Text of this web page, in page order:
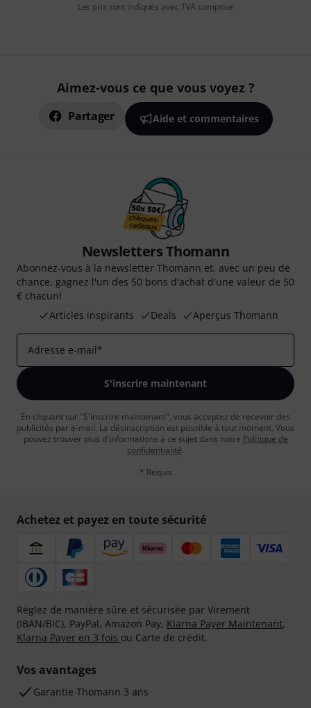
Les prix sont indiqués avec TVA comprise
Aimez-vous ce que vous voyez ?
Partager Aide et commentaires
Newsletters Thomann
Abonnez-vous à la newsletter Thomann et, avec un peu de
chance, gagnez l'un des 50 bons d'achat d'une valeur de 50
€ chacun!
Articles inspirants
Deals Aperçus Thomann
Adresse e-mail*
S'inscrire maintenant
En cliquant sur "S'inscrire maintenant", vous acceptez de recevoir des
publicités par e-mail. La désinscription est possible à tout moment. Vous
pouvez trouver plus d'informations à ce sujet dans notre Politique de
confidentialité.
* Requis
Achetez et payez en toute sécurité
Réglez de manière sûre et sécurisée par Virement
(IBAN/BIC), PayPal, Amazon Pay, Klarna Payer Maintenant,
Klarna Payer en 3 fois ou Carte de crédit.
Vos avantages
Ga­ran­tie Thomann 3 ans